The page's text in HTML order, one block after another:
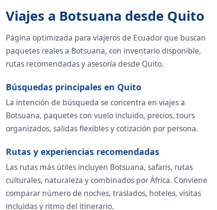
Viajes a Botsuana desde Quito
Página optimizada para viajeros de Ecuador que buscan
paquetes reales a Botsuana, con inventario disponible,
rutas recomendadas y asesoría desde Quito.
Búsquedas principales en Quito
La intención de búsqueda se concentra en viajes a
Botsuana, paquetes con vuelo incluido, precios, tours
organizados, salidas flexibles y cotización por persona.
Rutas y experiencias recomendadas
Las rutas más útiles incluyen Botsuana, safaris, rutas
culturales, naturaleza y combinados por África. Conviene
comparar número de noches, traslados, hoteles, visitas
incluidas y ritmo del itinerario.